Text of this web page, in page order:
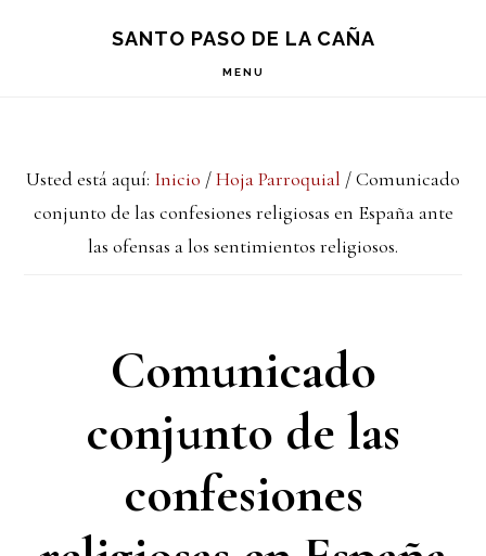
principal
lateral
principal
SANTO PASO DE LA CAÑA
MENU
Usted está aquí: Inicio /Hoja Parroquial /Comunicado
conjunto de las confesiones religiosas en España ante
las ofensas a los sentimientos religiosos.
Comunicado
conjunto de las
confesiones